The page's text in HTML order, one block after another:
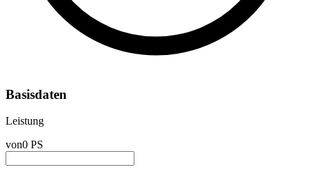
Basisdaten
Leistung
von0 PS